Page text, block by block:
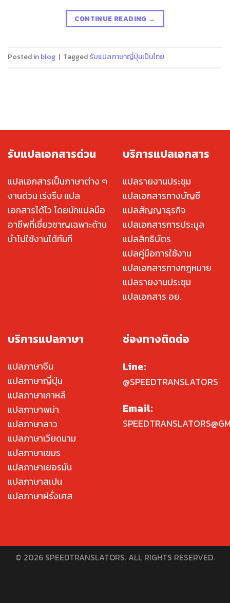
CONTINUE READING →
Posted inblog | Taggedรับแปลภาษาญี่ปุ่นเป็นไทย
รับแปลเอกสารด่วน
แปลเอกสารเป็นภาษาต่าง ๆ
งานด่วน เร่งรีบ แปล
เอกสารได้ไว โดยนักแปลมือ
อาชีพที่เชี่ยวชาญเฉพาะด้าน
นำไปใช้งานได้ทันที
บริการแปลเอกสาร
แปลรายงานประชุม
แปลเอกสารทางบัญชี
แปลสัญญาธุรกิจ
แปลเอกสารการประมูล
แปลสิทธิบัตร
แปลคู่มือการใช้งาน
แปลเอกสารทางกฎหมาย
แปลรายงานประชุม
แปลเอกสาร อย.
บริการแปลภาษา
แปลภาษาจีน
แปลภาษาญี่ปุ่น
แปลภาษาเกาหลี
แปลภาษาพม่า
แปลภาษาลาว
แปลภาษาเวียดนาม
แปลภาษาเขมร
แปลภาษาเยอรมัน
แปลภาษาสเปน
แปลภาษาฝรั่งเศส
ช่องทางติดต่อ
Line:
@SPEEDTRANSLATORS
Email:
© 2026 SPEEDTRANSLATORS. ALL RIGHTS RESERVED.